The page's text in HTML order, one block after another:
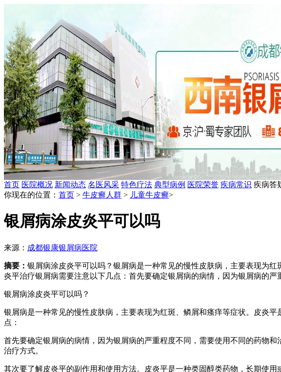
首页 医院概况 新闻动态 名医风采 特色疗法 典型病例 医院荣誉 疾病常识 疾病答
你现在的位置： 首页 > 牛皮癣人群 > 儿童牛皮癣>
银屑病涂皮炎平可以吗
来源： 成都银康银屑病医院
摘要： 银屑病涂皮炎平可以吗？银屑病是一种常见的慢性皮肤病，主要表现为
炎平治疗银屑病需要注意以下几点：首先要确定银屑病的病情，因为银屑病的
银屑病涂皮炎平可以吗？
银屑病是一种常见的慢性皮肤病，主要表现为红斑、鳞屑和瘙痒等症状。皮炎
点：
首先要确定银屑病的病情，因为银屑病的严重程度不同，需要使用不同的药物
治疗方式。
其次要了解皮炎平的副作用和使用方法。皮炎平是一种类固醇类药物，长期使